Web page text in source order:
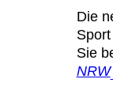
Die
Sie
NRW